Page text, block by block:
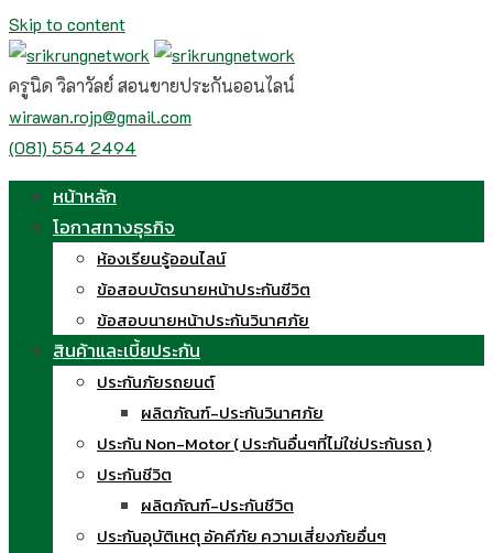
Skip to content
ครูนิด วิลาวัลย์ สอนขายประกันออนไลน์
wirawan.rojp@gmail.com
(081) 554 2494
หน้าหลัก
โอกาสทางธุรกิจ
ห้องเรียนรู้ออนไลน์
ข้อสอบบัตรนายหน้าประกันชีวิต
ข้อสอบนายหน้าประกันวินาศภัย
สินค้าและเบี้ยประกัน
ประกันภัยรถยนต์
ผลิตภัณฑ์-ประกันวินาศภัย
ประกัน Non-Motor ( ประกันอื่นๆที่ไม่ใช่ประกันรถ )
ประกันชีวิต
ผลิตภัณฑ์-ประกันชีวิต
ประกันอุบัติเหตุ อัคคีภัย ความเสี่ยงภัยอื่นๆ